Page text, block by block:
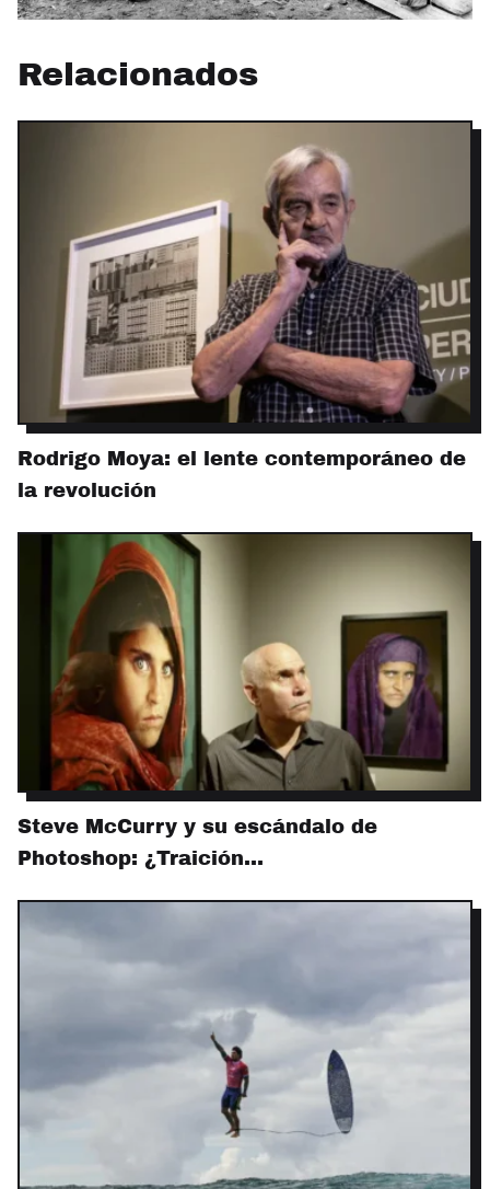
Relacionados
Rodrigo Moya: el lente contemporáneo de
la revolución
Steve McCurry y su escándalo de
Photoshop: ¿Traición…